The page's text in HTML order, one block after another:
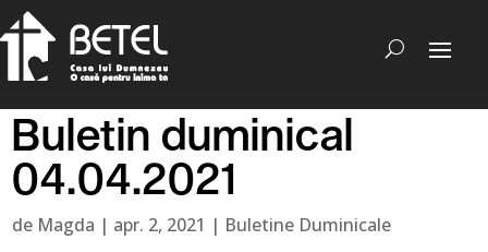
Buletin duminical
04.04.2021
de Magda | apr. 2, 2021 | Buletine Duminicale